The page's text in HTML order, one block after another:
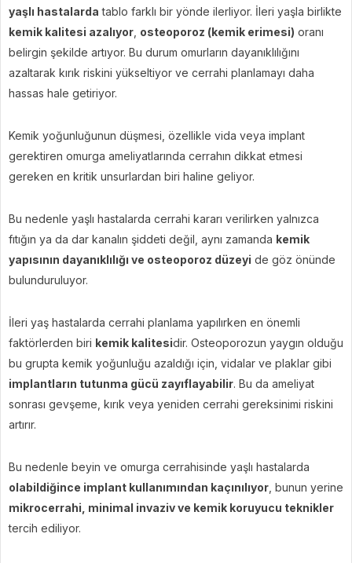
yaşlı hastalarda tablo farklı bir yönde ilerliyor. İleri yaşla birlikte
kemik kalitesi azalıyor osteoporoz (kemik erimesi) oranı
belirgin şekilde artıyor. Bu durum omurların dayanıklılığını
azaltarak kırık riskini yükseltiyor ve cerrahi planlamayı daha
hassas hale getiriyor.
Kemik yoğunluğunun düşmesi, özellikle vida veya implant
gerektiren omurga ameliyatlarında cerrahın dikkat etmesi
gereken en kritik unsurlardan biri haline geliyor.
Bu nedenle yaşlı hastalarda cerrahi kararı verilirken yalnızca
fıtığın ya da dar kanalın şiddeti değil, aynı zamanda kemik
yapısının dayanıklılığı ve osteoporoz düzeyi de göz önünde
bulunduruluyor.
İleri yaş hastalarda cerrahi planlama yapılırken en önemli
faktörlerden biri kemik kalitesidir. Osteoporozun yaygın olduğu
bu grupta kemik yoğunluğu azaldığı için, vidalar ve plaklar gibi
implantların tutunma gücü zayıflayabilir. Bu da ameliyat
sonrası gevşeme, kırık veya yeniden cerrahi gereksinimi riskini
artırır.
Bu nedenle beyin ve omurga cerrahisinde yaşlı hastalarda
olabildiğince implant kullanımından kaçınılıyor , bunun yerine
mikrocerrahi, minimal invaziv ve kemik koruyucu teknikler
tercih ediliyor.